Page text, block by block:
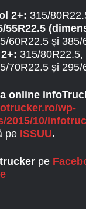
2+: 315/
55R22.5
60R22.5 și 385/
315/
70R22.5 și 295/
online
wp-
2015/10/
pe ISSUU.
pe